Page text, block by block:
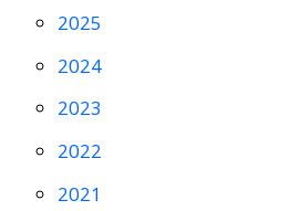
2025
2024
2023
2022
2021